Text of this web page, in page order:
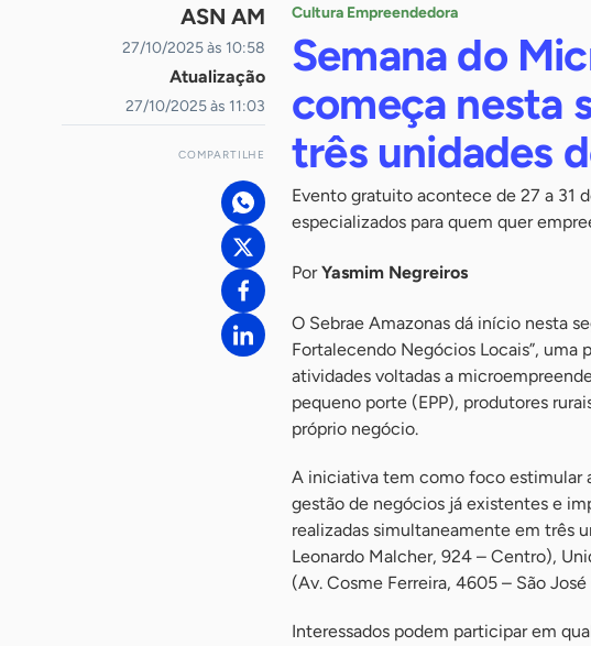
ASN AM
27/10/2025 às 10:58
Atualização
27/10/2025 às 11:03
COMPARTILHE
Cultura Empreendedora
Semana do
começa nesta
três unidades
Evento gratuito acontece de 27 a 31
especializados para quem quer
PorYasmim Negreiros
O Sebrae Amazonas dá início nesta
Fortalecendo Negócios Locais”,
atividades voltadas a
pequeno porte (EPP), produtores
próprio negócio.
A iniciativa tem como foco estimular
gestão de negócios já existentes e
realizadas simultaneamente em três
Leonardo Malcher, 924 – Centro),
(Av. Cosme Ferreira, 4605 – São
Interessados podem participar em